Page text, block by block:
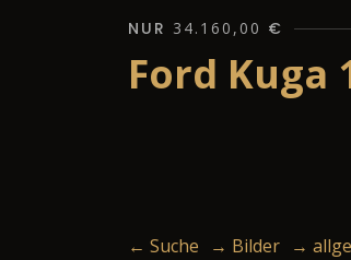
NUR 34.160,00 €
Ford Kuga
← Suche → Bilder →